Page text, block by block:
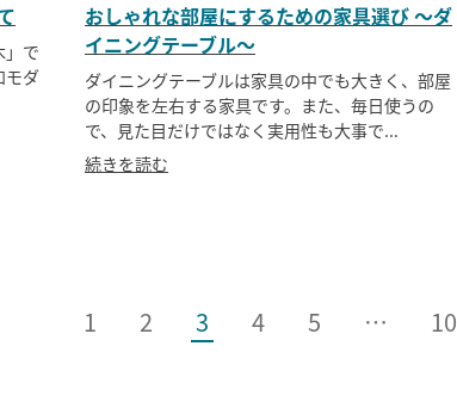
」で
モダ
おしゃれな部屋にするための家具選び ～ダ
イニングテーブル～
ダイニングテーブルは家具の中でも大きく、部屋
の印象を左右する家具です。また、毎日使うの
で、見た目だけではなく実用性も大事で...
続きを読む
1 2 3 4 5 … 10